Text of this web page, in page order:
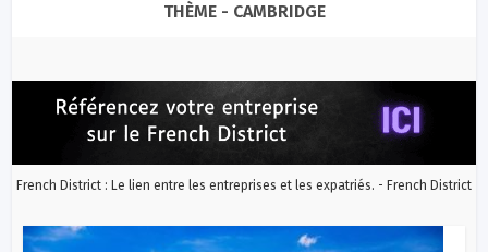
THÈME - CAMBRIDGE
French District : Le lien entre les entreprises et les expatriés. - French District